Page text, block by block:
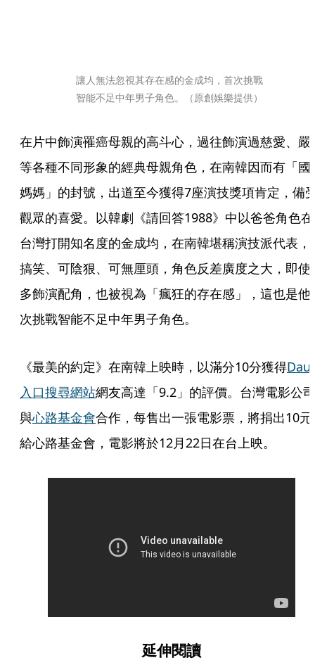
讓人無法忽視其存在感的金成均，首次挑戰
智能不足中年男子角色。（原創娛樂提供）
在片中飾演罹癌母親的高斗心，過往飾演過慈愛、嚴
等各種不同形象的經典母親角色，在南韓因而有「國
媽媽」的封號，出道至今獲得7座演技獎項肯定，備
觀眾的喜愛。以韓劇《請回答1988》中以爸爸角色在
台灣打開知名度的金成均，在南韓堪稱演技派代表，
搞笑、可陰狠、可無厘頭，角色反差廣度之大，即使
多飾演配角，也被視為「瘋狂的存在感」，這也是他
次挑戰智能不足中年男子角色。
《最美的約定》在南韓上映時，以滿分10分獲得
入口搜尋網站網友高達「9.2」的評價。台灣電影公司
與心路基金會合作，每售出一張電影票，將捐出10元
給心路基金會，電影將於12月22日在台上映。
延伸閱讀